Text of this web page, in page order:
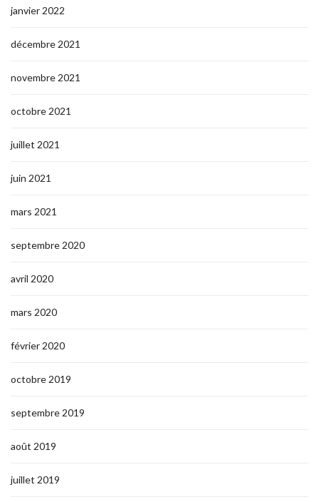
janvier 2022
décembre 2021
novembre 2021
octobre 2021
juillet 2021
juin 2021
mars 2021
septembre 2020
avril 2020
mars 2020
février 2020
octobre 2019
septembre 2019
août 2019
juillet 2019